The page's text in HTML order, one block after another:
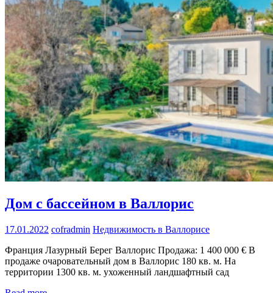
Дом с бассейном в Валлорис
17.01.2022 cofradmin Недвижимость в Валлорисе
Франция Лазурный Берег Валлорис Продажа: 1 400 000 € В
продаже очаровательный дом в Валлорис 180 кв. м. На
территории 1300 кв. м. ухоженный ландшафтный сад